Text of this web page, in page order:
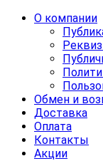
О компании
Обмен и
Доставка
Оплата
Контакты
Акции